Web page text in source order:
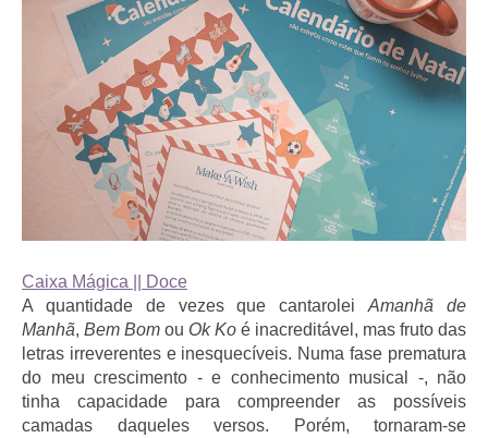
Caixa Mágica || Doce
A quantidade de vezes que cantaroleiAmanhã de
Manhã, Bem Bom ou Ok Ko é inacreditável, mas fruto das
letras irreverentes e inesquecíveis. Numa fase prematura
do meu crescimento - e conhecimento musical -, não
tinha capacidade para compreender as possíveis
camadas daqueles versos. Porém, tornaram-se